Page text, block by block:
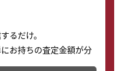
るだけ。
お持ちの査定金額が分